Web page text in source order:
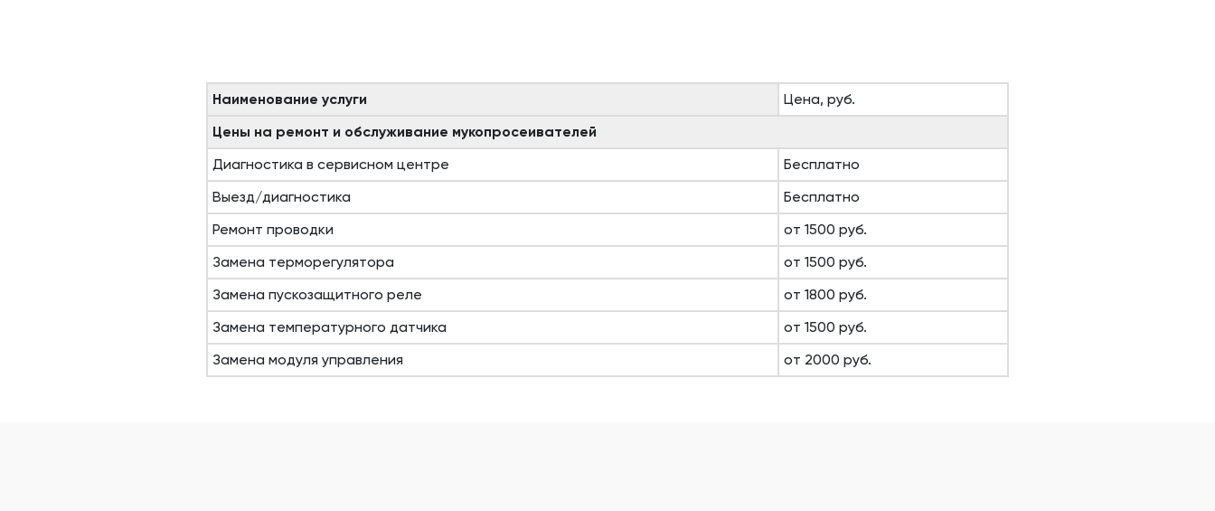
Наименование услуги
Цена, руб.
Цены на ремонт и обслуживание мукопросеивателей
Диагностика в сервисном центре
Бесплатно
Выезд/диагностика
Бесплатно
Ремонт проводки
от 1500 руб.
Замена терморегулятора
от 1500 руб.
Замена пускозащитного реле
от 1800 руб.
Замена температурного датчика
от 1500 руб.
Замена модуля управления
от 2000 руб.